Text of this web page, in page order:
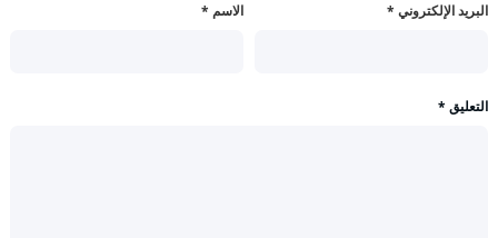
الاسم * البريد الإلكتروني *
التعليق *